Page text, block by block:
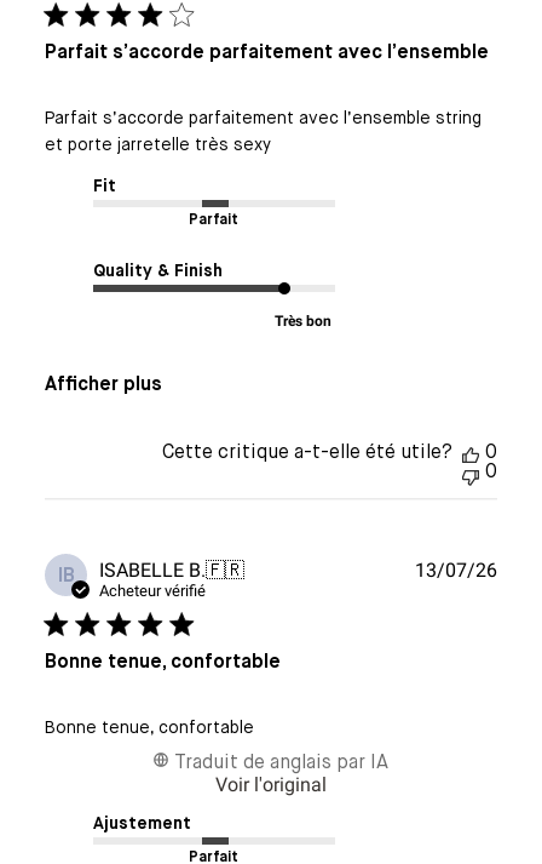
Parfait s’accorde parfaitement avec l’ensemble
Parfait s’accorde parfaitement avec l’ensemble string
et porte jarretelle très sexy
Fit
Parfait
Quality & Finish
Très bon
Afficher plus
Cette critique a-t-elle été utile?
0
0
IB ISABELLE B.🇫🇷
Acheteur vérifié
Bonne tenue, confortable
Bonne tenue, confortable
Ajustement
Parfait
Traduit de anglais par IA
Voir l'original
Date
13/07/26